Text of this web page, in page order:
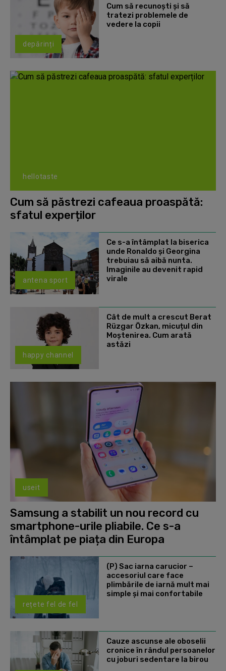
depărinți
Cum să recunoști și să
tratezi problemele de
vedere la copii
hellotaste
Cum să păstrezi cafeaua proaspătă:
sfatul experților
antena sport
Ce s-a întâmplat la biserica
unde Ronaldo şi Georgina
trebuiau să aibă nunta.
Imaginile au devenit rapid
virale
happy channel
Cât de mult a crescut Berat
Rüzgar Özkan, micuțul din
Moștenirea. Cum arată
astăzi
useit
Samsung a stabilit un nou record cu
smartphone-urile pliabile. Ce s-a
întâmplat pe piața din Europa
rețete fel de fel
(P) Sac iarna carucior –
accesoriul care face
plimbările de iarnă mult mai
simple și mai confortabile
Cauze ascunse ale oboselii
cronice în rândul persoanelor
cu joburi sedentare la birou